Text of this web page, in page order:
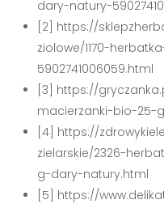
dary-natury-
[2] https://
ziolowe/1170-
5902741006059.html
[3] https://
macierzanki-bio-25-
[4] https://
zielarskie/2326-
g-dary-natury.html
[5] https://